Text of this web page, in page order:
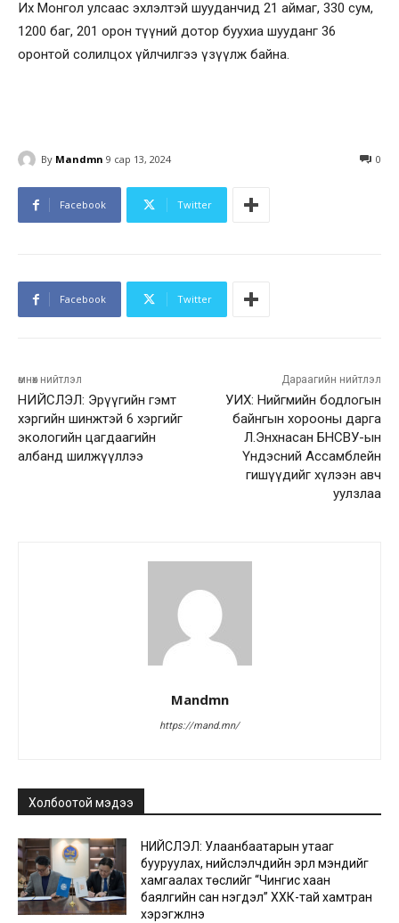
Их Монгол улсаас эхлэлтэй шууданчид 21 аймаг, 330 сум,
1200 баг, 201 орон түүний дотор буухиа шууданг 36
оронтой солилцох үйлчилгээ үзүүлж байна.
By Mandmn 9 сар 13, 2024 0
Facebook Twitter
Facebook Twitter
өмнөх нийтлэл
НИЙСЛЭЛ: Эрүүгийн гэмт
хэргийн шинжтэй 6 хэргийг
экологийн цагдаагийн
албанд шилжүүллээ
Дараагийн нийтлэл
УИХ: Нийгмийн бодлогын
байнгын хорооны дарга
Л.Энхнасан БНСВУ-ын
Үндэсний Ассамблейн
гишүүдийг хүлээн авч
уулзлаа
Mandmn
https://mand.mn/
Холбоотой мэдээ
НИЙСЛЭЛ: Улаанбаатарын утааг
бууруулах, нийслэлчүүдийн эрүүл мэндийг
хамгаалах төслийг “Чингис хаан
баялгийн сан нэгдэл” ХХК-тай хамтран
хэрэгжүүлнэ